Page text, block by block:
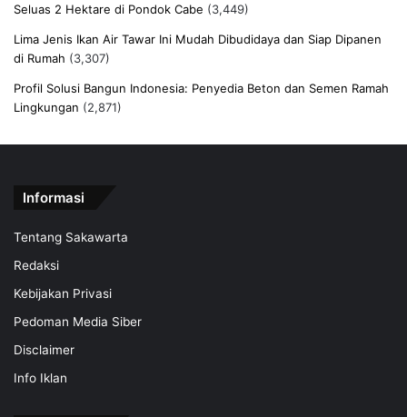
Seluas 2 Hektare di Pondok Cabe (3,449)
Lima Jenis Ikan Air Tawar Ini Mudah Dibudidaya dan Siap Dipanen
di Rumah (3,307)
Profil Solusi Bangun Indonesia: Penyedia Beton dan Semen Ramah
Lingkungan (2,871)
Informasi
Tentang Sakawarta
Redaksi
Kebijakan Privasi
Pedoman Media Siber
Disclaimer
Info Iklan